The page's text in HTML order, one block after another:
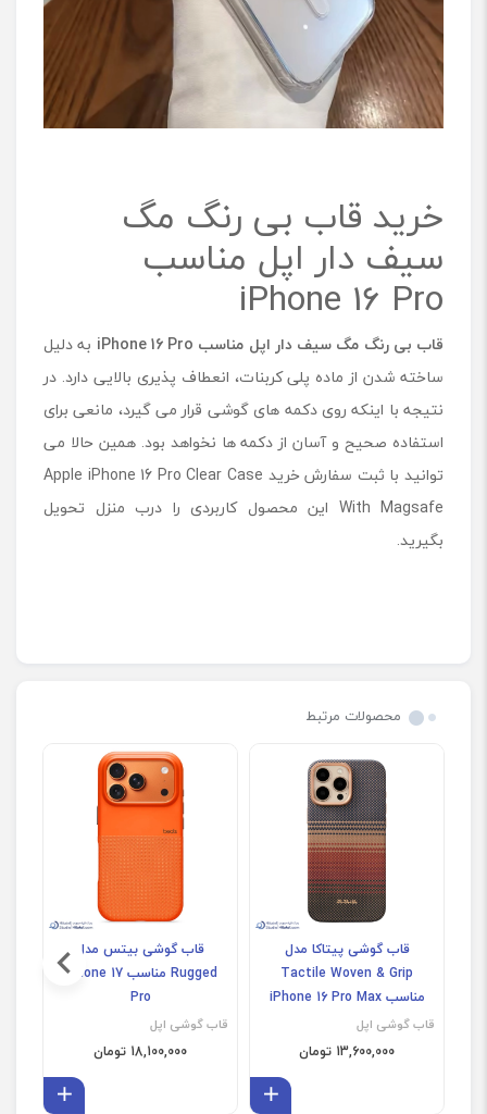
خرید قاب بی رنگ مگ
سیف دار اپل مناسب
iPhone 16 Pro
قاب بی رنگ مگ سیف دار اپل مناسب iPhone 16 Pro به دلیل
ساخته شدن از ماده پلی کربنات، انعطاف پذیری بالایی دارد. در
نتیجه با اینکه روی دکمه های گوشی قرار می گیرد، مانعی برای
استفاده صحیح و آسان از دکمه ها نخواهد بود. همین حالا می
توانید با ثبت سفارش خرید Apple iPhone 16 Pro Clear Case
With Magsafe این محصول کاربردی را درب منزل تحویل
بگیرید.
محصولات مرتبط
قاب گوشی پیتاکا مدل
Tactile Woven & Grip
مناسب iPhone 16 Pro Max
قاب گوشی اپل
13,600,000 تومان
قاب گوشی بیتس مدل
Rugged مناسب iPhone 17
Pro
قاب گوشی اپل
18,100,000 تومان